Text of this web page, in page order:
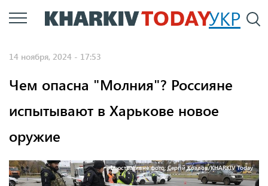
Перейти
к
УКР
14 ноября, 2024 - 17:53
Чем опасна "Молния"? Россияне
испытывают в Харькове новое
оружие
Ілюстративне фото: Сергій Козлов/KHARKIV Today